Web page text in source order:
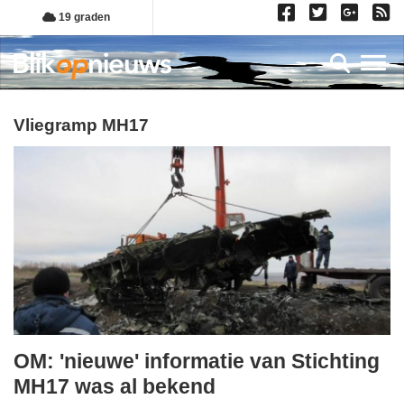
Overslaan
en
naar
de
gaan
19 graden
vliegramp MH17
vrijdag,
OM: 'nieuwe' informatie van Stichting
MH17 was al bekend